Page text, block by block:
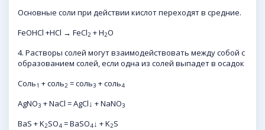
Основные соли при действии кислот переходят в средние.
FeOHCl +HCl → FeCl2 + H2O
4. Растворы солей могут взаимодействовать между собой с
образованием солей, если одна из солей выпадет в осадок
Соль1 + соль2 = соль3 + соль4
AgNO3 + NaCl = AgCl↓ + NaNO3
BaS + K2SO4 = BaSO4 ↓ + K2S